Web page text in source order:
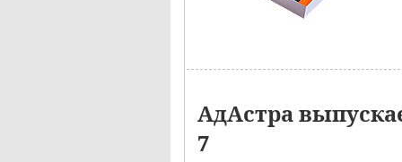
АдАстра
7